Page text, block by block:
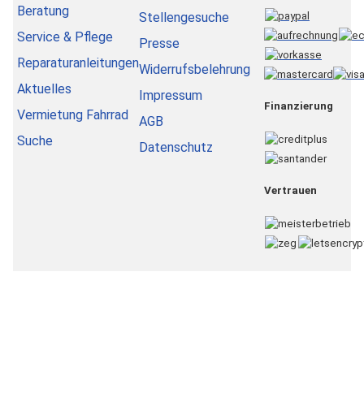
Beratung
Service & Pflege
Reparaturanleitungen
Aktuelles
Vermietung Fahrrad
Suche
Stellengesuche
Presse
Widerrufsbelehrung
Impressum
AGB
Datenschutz
Finanzierung
Vertrauen